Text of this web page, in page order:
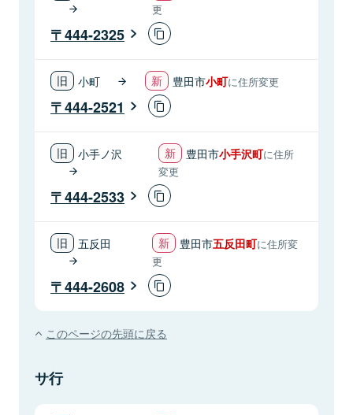
更
444-2325
小町 豊田市小町に住所変更
444-2521
小手ノ沢 豊田市小手沢町に住所
変更
444-2533
五反田 豊田市五反田町に住所変
更
444-2608
このページの先頭に戻る
サ行